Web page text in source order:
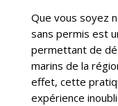
Que vous soyez
sans permis est
permettant de
marins de la
effet, cette
expérience